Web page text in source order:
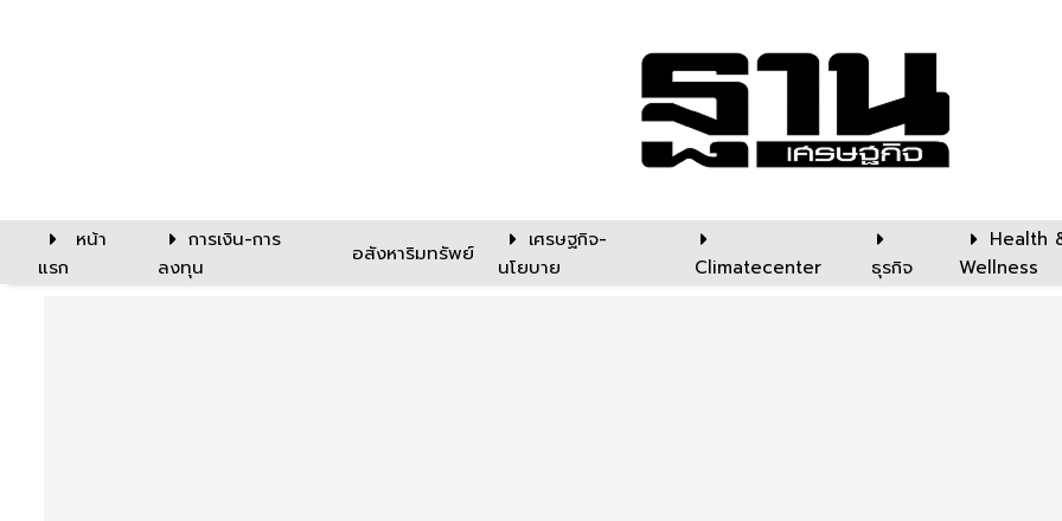
หน้า
แรก
การเงิน-การ
ลงทุน
อสังหาริมทรัพย์
เศรษฐกิจ-
นโยบาย
Climatecenter ธุรกิจ
Health
Wellness